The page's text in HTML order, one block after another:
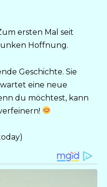
ersten Mal seit
Hoffnung.
Geschichte. Sie
eine neue
du möchtest, kann